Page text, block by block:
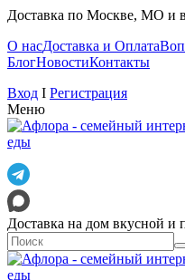
Доставка по Москве, МО и
О насДоставка и Оплата
БлогНовостиКонтакты
Вход I Регистрация
Меню
Доставка на дом вкусной и